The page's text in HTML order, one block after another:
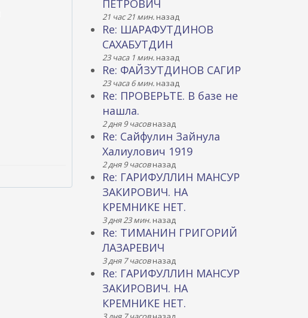
ПЕТРОВИЧ
21 час 21 мин.назад
Re: ШАРАФУТДИНОВ
САХАБУТДИН
23 часа 1 мин.назад
Re: ФАЙЗУТДИНОВ САГИР
23 часа 6 мин.назад
Re: ПРОВЕРЬТЕ. В базе не
нашла.
2 дня 9 часовназад
Re: Сайфулин Зайнула
Халиулович 1919
2 дня 9 часовназад
Re: ГАРИФУЛЛИН МАНСУР
ЗАКИРОВИЧ. НА
КРЕМНИКЕ НЕТ.
3 дня 23 мин.назад
Re: ТИМАНИН ГРИГОРИЙ
ЛАЗАРЕВИЧ
3 дня 7 часовназад
Re: ГАРИФУЛЛИН МАНСУР
ЗАКИРОВИЧ. НА
КРЕМНИКЕ НЕТ.